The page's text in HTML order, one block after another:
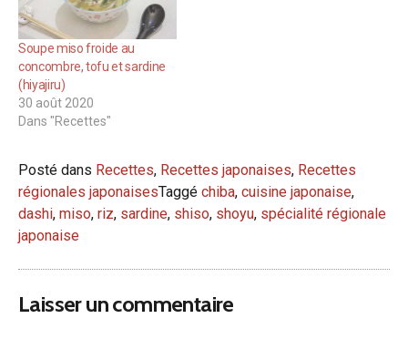
Soupe miso froide au
concombre, tofu et sardine
(hiyajiru)
30 août 2020
Dans "Recettes"
Posté dans Recettes, Recettes japonaises, Recettes
régionales japonaisesTaggé chiba, cuisine japonaise,
dashi, miso, riz, sardine, shiso, shoyu, spécialité régionale
japonaise
Laisser un commentaire